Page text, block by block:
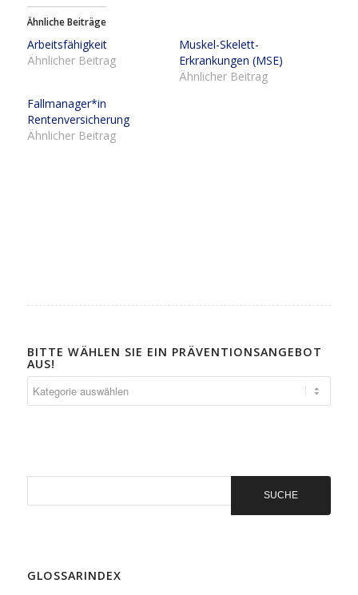
Ähnliche Beiträge
Arbeitsfähigkeit
Ähnlicher Beitrag
Muskel-Skelett-
Erkrankungen (MSE)
Ähnlicher Beitrag
Fallmanager*in
Rentenversicherung
Ähnlicher Beitrag
BITTE WÄHLEN SIE EIN PRÄVENTIONSANGEBOT
AUS!
wählen
GLOSSARINDEX